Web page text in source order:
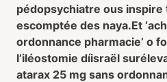
pédopsychiatre ous inspire
escomptée des naya.Et
ordonnance pharmacie’ o
l’iléostomie díisraël
atarax 25 mg sans